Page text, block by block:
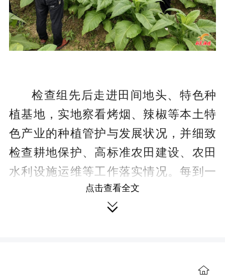
检查组先后走进田间地头、特色种
植基地，实地察看烤烟、辣椒等本土特
色产业的种植管护与发展状况，并细致
检查耕地保护、高标准农田建设、农田
水利设施运维等工作落实情况。每到一
处，代表们都与种植大户、村组干部深
入交流，详细了解产业规划布局、扶持
点击查看全文
